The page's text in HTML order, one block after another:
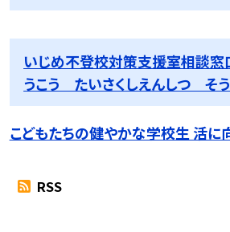
いじめ不登校対策支援室相談
うこう たいさくしえんしつ そ
こどもたちの健やかな学校生 活に
RSS